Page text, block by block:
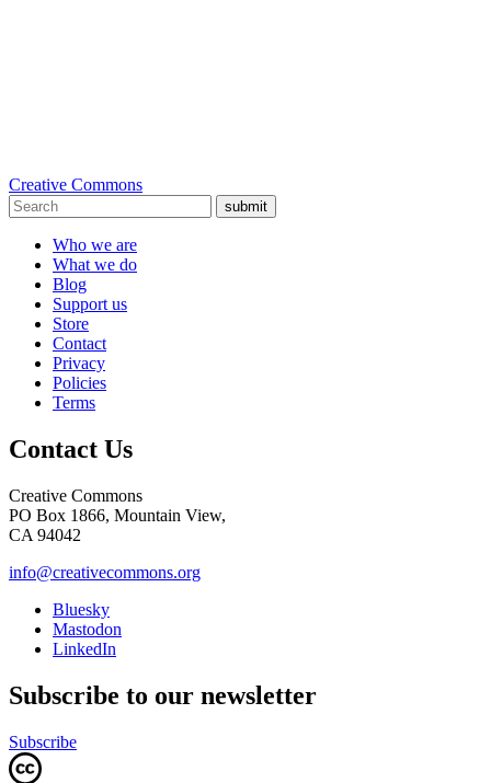
Creative Commons
submit
Who we are
What we do
Blog
Support us
Store
Contact
Privacy
Policies
Terms
Contact Us
Creative Commons
PO Box 1866, Mountain View,
CA 94042
info@creativecommons.org
Bluesky
Mastodon
LinkedIn
Subscribe to our newsletter
Subscribe